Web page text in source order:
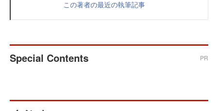
この著者の最近の執筆記事
Special Contents PR